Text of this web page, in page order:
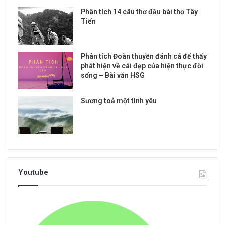
Phân tích 14 câu thơ đầu bài thơ Tây
Tiến
Phân tích Đoàn thuyền đánh cá để thấy
phát hiện về cái đẹp của hiện thực đời
sống – Bài văn HSG
Sương toả một tình yêu
Youtube